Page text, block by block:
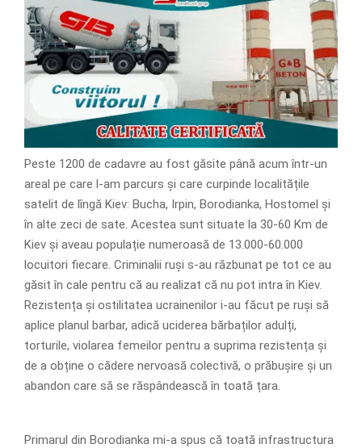
Peste 1200 de cadavre au fost găsite până acum într-un
areal pe care l-am parcurs și care curpinde localitățile
satelit de lîngă Kiev: Bucha, Irpin, Borodianka, Hostomel și
în alte zeci de sate. Acestea sunt situate la 30-60 Km de
Kiev și aveau populație numeroasă de 13.000-60.000
locuitori fiecare. Criminalii ruși s-au răzbunat pe tot ce au
găsit în cale pentru că au realizat că nu pot intra în Kiev.
Rezistența și ostilitatea ucrainenilor i-au făcut pe ruși să
aplice planul barbar, adică uciderea bărbaților adulți,
torturile, violarea femeilor pentru a suprima rezistența și
de a obține o cădere nervoasă colectivă, o prăbușire și un
abandon care să se răspândească în toată țara.
Primarul din Borodianka mi-a spus că toată infrastructura